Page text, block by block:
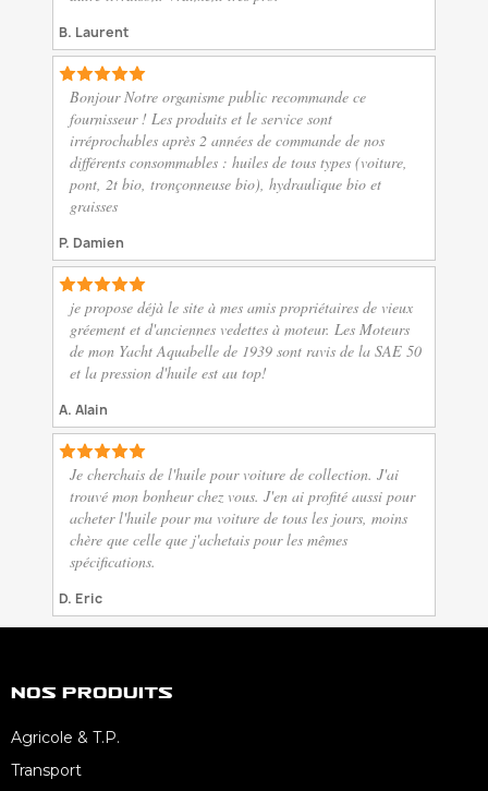
B. Laurent
Bonjour Notre organisme public recommande ce
fournisseur ! Les produits et le service sont
irréprochables après 2 années de commande de nos
différents consommables : huiles de tous types (voiture,
pont, 2t bio, tronçonneuse bio), hydraulique bio et
graisses
P. Damien
je propose déjà le site à mes amis propriétaires de vieux
gréement et d'anciennes vedettes à moteur. Les Moteurs
de mon Yacht Aquabelle de 1939 sont ravis de la SAE 50
et la pression d'huile est au top!
A. Alain
Je cherchais de l'huile pour voiture de collection. J'ai
trouvé mon bonheur chez vous. J'en ai profité aussi pour
acheter l'huile pour ma voiture de tous les jours, moins
chère que celle que j'achetais pour les mêmes
spécifications.
D. Eric
Nos Produits
Agricole & T.P.
Transport